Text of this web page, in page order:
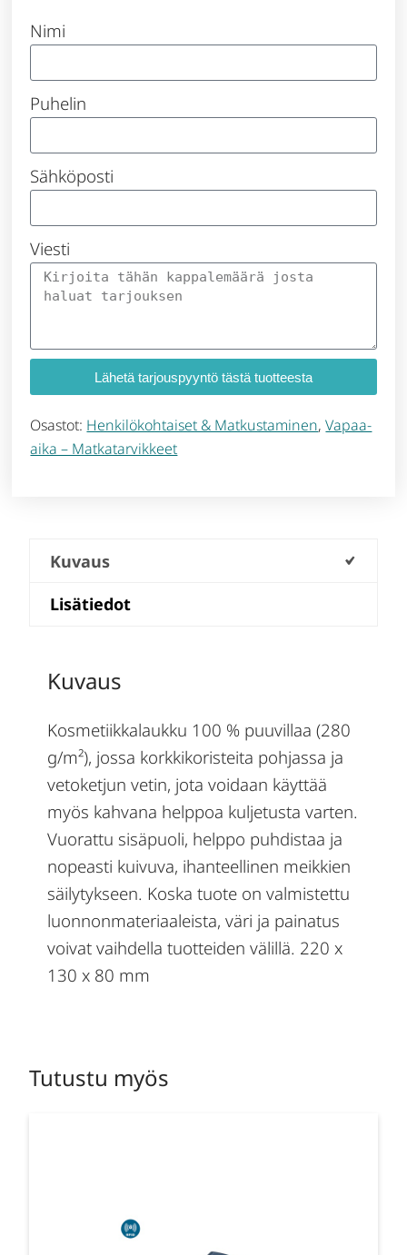
Nimi
Puhelin
Sähköposti
Viesti
Lähetä tarjouspyyntö tästä tuotteesta
Osastot: Henkilökohtaiset & Matkustaminen,Vapaa-
aika – Matkatarvikkeet
Kuvaus
Lisätiedot
Kuvaus
Kosmetiikkalaukku 100 % puuvillaa (280
g/m²), jossa korkkikoristeita pohjassa ja
vetoketjun vetin, jota voidaan käyttää
myös kahvana helppoa kuljetusta varten.
Vuorattu sisäpuoli, helppo puhdistaa ja
nopeasti kuivuva, ihanteellinen meikkien
säilytykseen. Koska tuote on valmistettu
luonnonmateriaaleista, väri ja painatus
voivat vaihdella tuotteiden välillä. 220 x
130 x 80 mm
Tutustu myös